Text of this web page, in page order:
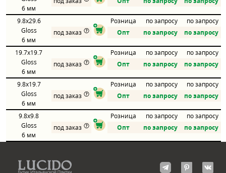
6 мм
9.8x29.6
Gloss
6 мм
Розница по запросу
по запросу
под заказ
Опт по запросу по запросу
19.7x19.7
Gloss
6 мм
Розница по запросу
по запросу
под заказ
Опт по запросу по запросу
9.8x19.7
Gloss
6 мм
Розница по запросу
по запросу
под заказ
Опт по запросу по запросу
9.8x9.8
Gloss
6 мм
Розница по запросу
по запросу
под заказ
Опт по запросу по запросу